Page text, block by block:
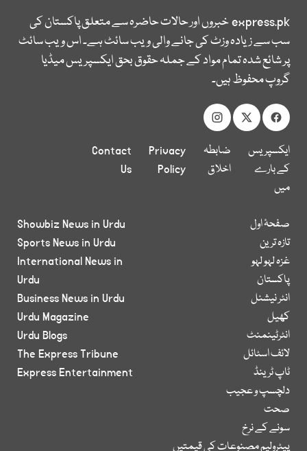
express.pkخبروں اور حالات حاضرہ سے متعلق پاکستان کی
سب سے زیادہ وزٹ کی جانے والی ویب سائٹ ہے۔ اس ویب سائٹ
پر شائع شدہ تمام مواد کے جملہ حقوق بحق ایکسپریس میڈیا
گروپ محفوظ ہیں۔
ایکسپریس
کے بارے
میں
ضابطہ
اخلاق
Privacy
Policy
Contact
Us
صفحۂ اول
تازہ ترین
غزہ لہو لہو
پاکستان
انٹر نیشنل
کھیل
انٹرٹینمنٹ
لائف اسٹائل
ٹاپ ٹرینڈ
دلچسپ و عجیب
صحت
سونے کے نرخ
پیٹرولیم مصنوعات کی قیمتیں
Showbiz News in Urdu
Sports News in Urdu
International News in
Urdu
Business News in Urdu
Urdu Magazine
Urdu Blogs
The Express Tribune
Express Entertainment